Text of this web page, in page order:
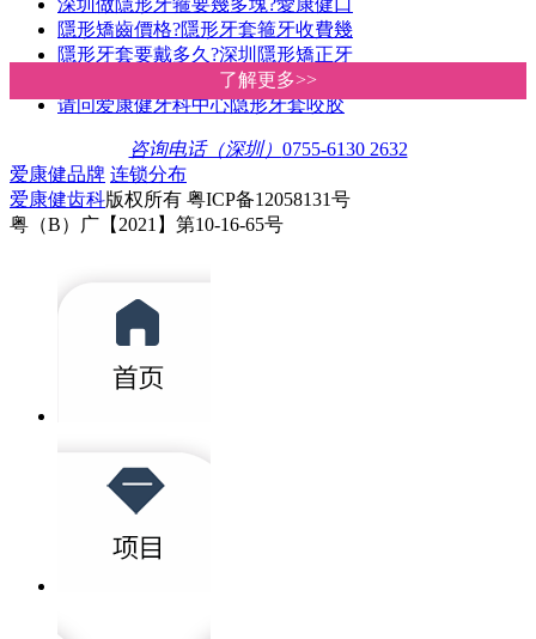
了解更多>>
了解更多>>
隱形矯齒價格?隱形牙套箍牙收費幾
隱形牙套要戴多久?深圳隱形矯正牙
透明cool牙幾錢?深圳愛康健牙科隱形
请问爱康健牙科中心隐形牙套咬胶
咨询电话（深圳） 0755-6130 2632
爱康健品牌 连锁分布
爱康健齿科版权所有 粤ICP备12058131号
粤（B）广【2021】第10-16-65号